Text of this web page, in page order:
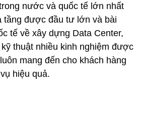
nước và quốc tế lớn nhất
tầng được đầu tư lớn và bài
tế về xây dựng Data Center,
thuật nhiều kinh nghiệm được
mang đến cho khách hàng
hiệu quả.